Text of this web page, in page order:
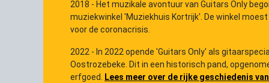
2018 - Het muzikale avontuur van Guitars Only
muziekwinkel 'Muziekhuis Kortrijk'. De winkel
voor de coronacrisis.
2022 - In 2022 opende 'Guitars Only' als
Oostrozebeke. Dit in een historisch pand,
erfgoed. Lees meer over de rijke geschiedenis